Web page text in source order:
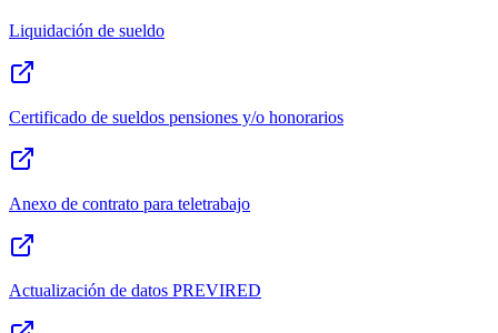
Liquidación de sueldo
Certificado de sueldos pensiones y/o honorarios
Anexo de contrato para teletrabajo
Actualización de datos PREVIRED